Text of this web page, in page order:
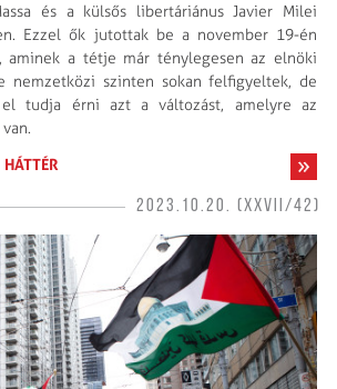
és a külsős libertáriánus Javier Milei
Ezzel ők jutottak be a november 19-én
aminek a tétje már ténylegesen az elnöki
nemzetközi szinten sokan felfigyeltek, de
tudja érni azt a változást, amelyre az
HÁTTÉR
2023.10.20. (XXVII/42)